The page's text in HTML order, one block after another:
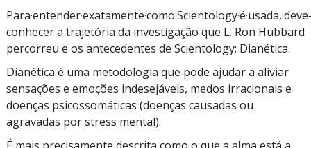
Para·entender·exatamente·como·Scientology·é·usada,·
conhecer a trajetória da investigação que L. Ron Hubbard
percorreu e os antecedentes de Scientology: Dianética.
Dianética é uma metodologia que pode ajudar a aliviar
sensações e emoções indesejáveis, medos irracionais e
doenças psicossomáticas (doenças causadas ou
agravadas por stress mental).